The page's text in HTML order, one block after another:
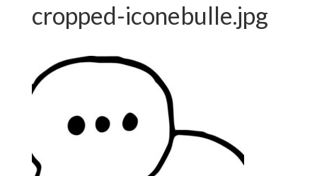
cropped-iconebulle.jpg